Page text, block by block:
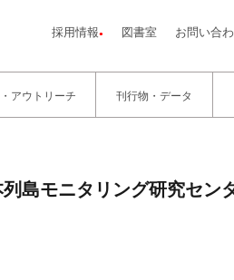
採用情報 図書室 お問い合
アウトリーチ 刊行物・データ
島モニタリング研究センタ